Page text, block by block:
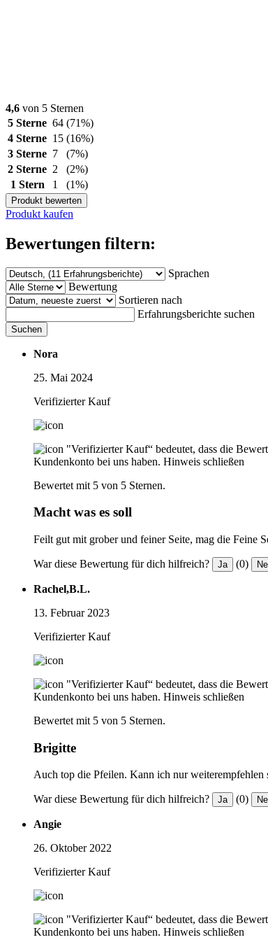
4,6 von 5 Sternen
5 Sterne 64 (71%)
4 Sterne 15 (16%)
3 Sterne 7
(7%)
2 Sterne 2
(2%)
1 Stern
1 (1%)
Produkt bewerten
Produkt kaufen
Bewertungen filtern:
Sprachen
Bewertung
Sortieren nach
Erfahrungsberichte suchen
Suchen
Nora
25. Mai 2024
Verifizierter Kauf
"Verifizierter Kauf“ bedeutet, dass die
Kundenkonto bei uns haben. Hinweis schließen
Bewertet mit 5 von 5 Sternen.
Macht was es soll
Feilt gut mit grober und feiner Seite, mag die Feine
War diese Bewertung für dich hilfreich? Ja (0)
Rachel,B.L.
13. Februar 2023
Verifizierter Kauf
"Verifizierter Kauf“ bedeutet, dass die
Kundenkonto bei uns haben. Hinweis schließen
Bewertet mit 5 von 5 Sternen.
Brigitte
Auch top die Pfeilen. Kann ich nur weiterempfehlen
War diese Bewertung für dich hilfreich? Ja (0)
Angie
26. Oktober 2022
Verifizierter Kauf
"Verifizierter Kauf“ bedeutet, dass die
Kundenkonto bei uns haben. Hinweis schließen